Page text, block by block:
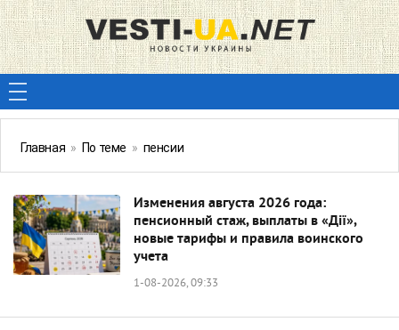
Главная » По теме » пенсии
Изменения августа 2026 года:
пенсионный стаж, выплаты в «Дії»,
новые тарифы и правила воинского
учета
1-08-2026, 09:33